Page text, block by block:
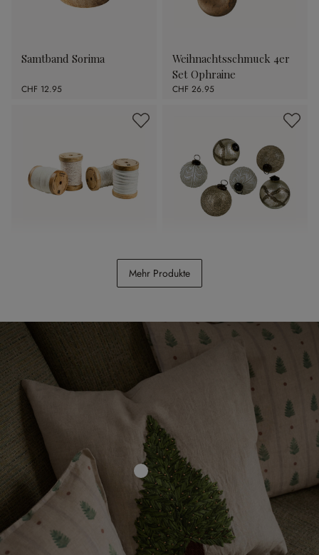
Samtband Sorima
CHF 12.95
Weihnachtsschmuck 4er
Set Ophraine
CHF 26.95
Weihnachtskugel 6er Set
Hélisande
Mehr Produkte